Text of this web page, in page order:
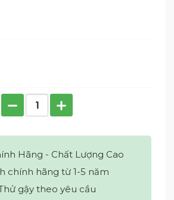
Hãng - Chất Lượng Cao
chính hãng từ 1-5 năm
gậy theo yêu cầu